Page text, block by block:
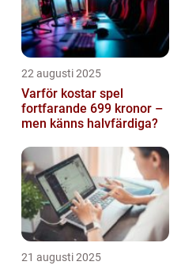
22 augusti 2025
Varför kostar spel
fortfarande 699 kronor –
men känns halvfärdiga?
21 augusti 2025